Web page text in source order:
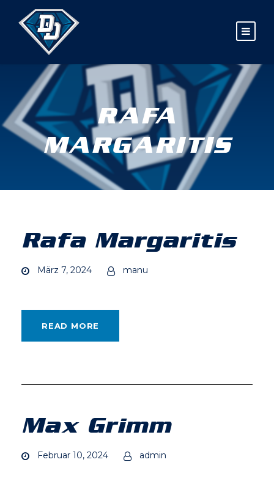
RAFA
MARGARITIS
Rafa Margaritis
März 7, 2024 manu
READ MORE
Max Grimm
Februar 10, 2024 admin